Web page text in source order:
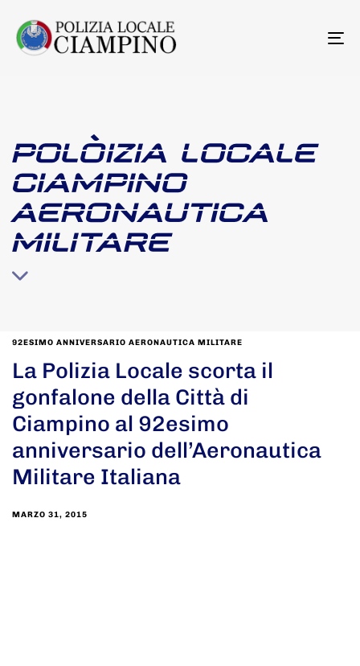
POLÒIZIA LOCALE
CIAMPINO
AERONAUTICA
MILITARE
92ESIMO ANNIVERSARIO AERONAUTICA MILITARE
La Polizia Locale scorta il
gonfalone della Città di
Ciampino al 92esimo
anniversario dell’Aeronautica
Militare Italiana
MARZO 31, 2015